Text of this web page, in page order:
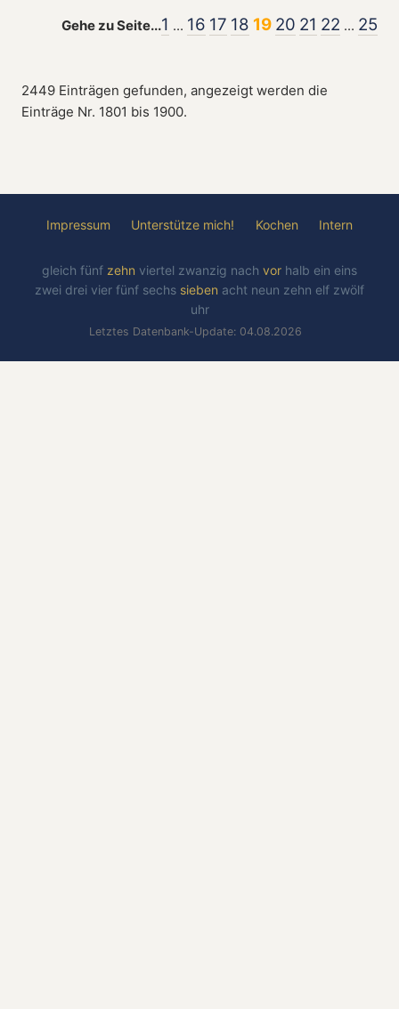
Gehe zu Seite...1 ... 16 17 18 19 20 21 22 ... 25
2449 Einträgen gefunden, angezeigt werden die
Einträge Nr. 1801 bis 1900.
Impressum Unterstütze mich! Kochen Intern
gleich fünf zehn viertel zwanzig nach vor halb ein eins
zwei drei vier fünf sechs sieben acht neun zehn elf zwölf
uhr
Letztes Datenbank-Update: 04.08.2026